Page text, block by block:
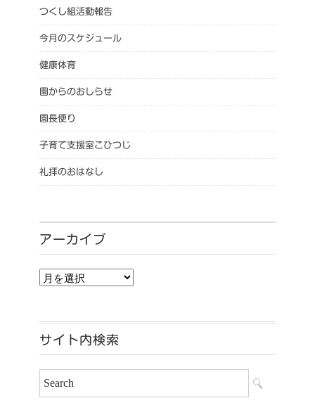
つくし組活動報告
今月のスケジュール
健康体育
園からのおしらせ
園長便り
子育て支援室こひつじ
礼拝のおはなし
アーカイブ
アーカイブ
サイト内検索